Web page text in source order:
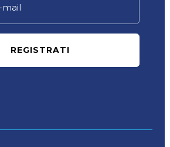
REGISTRATI